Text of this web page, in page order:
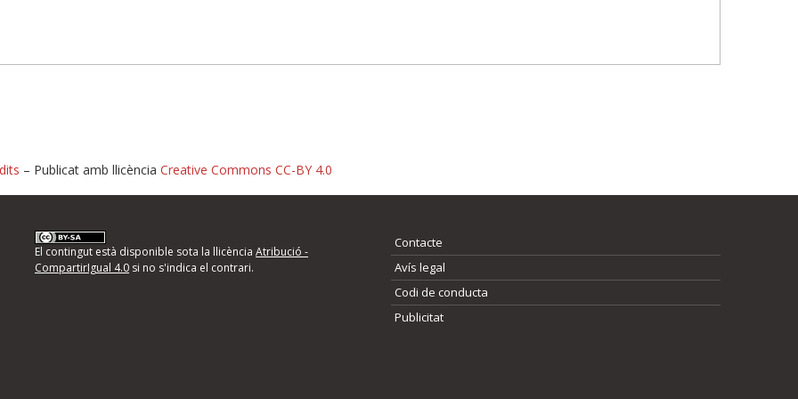
d'errors
següents i descriviu quina és la millora que
– Publicat amb llicència Creative Commons CC-BY 4.0
El contingut està disponible sota la llicència Atribució -
CompartirIgual 4.0si no s'indica el contrari.
Contacte
Avís legal
Codi de conducta
Publicitat